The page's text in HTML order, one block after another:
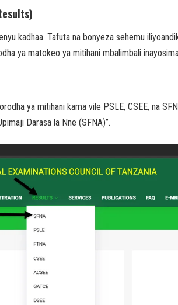
kadhaa. Tafuta na bonyeza sehemu
ya matokeo ya mitihani mbalimbali
ya mitihani kama vile PSLE, CSEE, na
Darasa la Nne (SFNA)”.